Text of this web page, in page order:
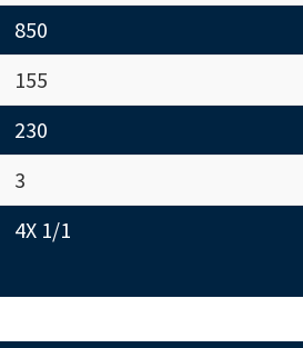
850
155
230
3
4X 1/1